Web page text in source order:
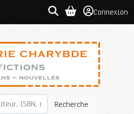
Connexion
Recherche